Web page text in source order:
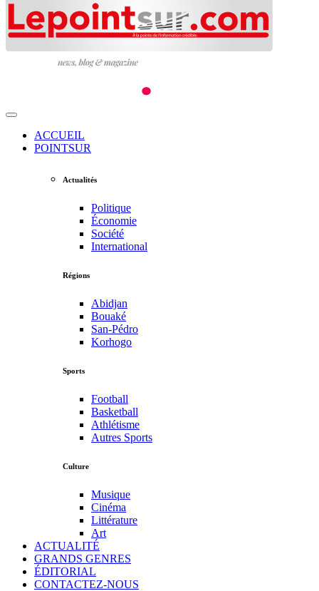
ACCUEIL
POINTSUR
Actualités
Politique
Économie
Société
International
Régions
Abidjan
Bouaké
San-Pédro
Korhogo
Sports
Football
Basketball
Athlétisme
Autres Sports
Culture
Musique
Cinéma
Littérature
Art
ACTUALITÉ
GRANDS GENRES
ÉDITORIAL
CONTACTEZ-NOUS